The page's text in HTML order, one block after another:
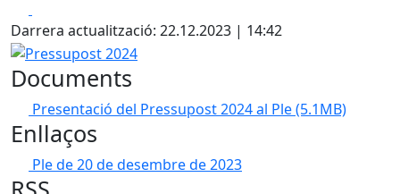
Darrera actualització: 22.12.2023 | 14:42
Pressupost 2024
Documents
Presentació del Pressupost 2024 al Ple(5.1MB)
Enllaços
Ple de 20 de desembre de 2023